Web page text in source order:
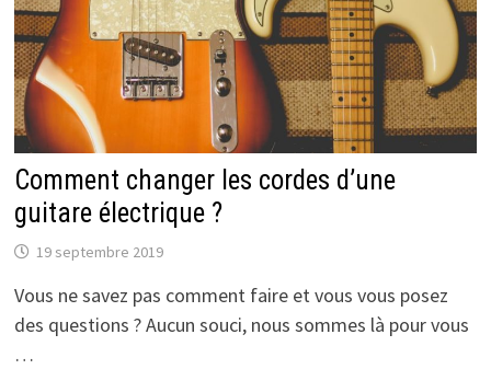
Comment changer les cordes d’une
guitare électrique ?
19 septembre 2019
Vous ne savez pas comment faire et vous vous posez
des questions ? Aucun souci, nous sommes là pour vous
…